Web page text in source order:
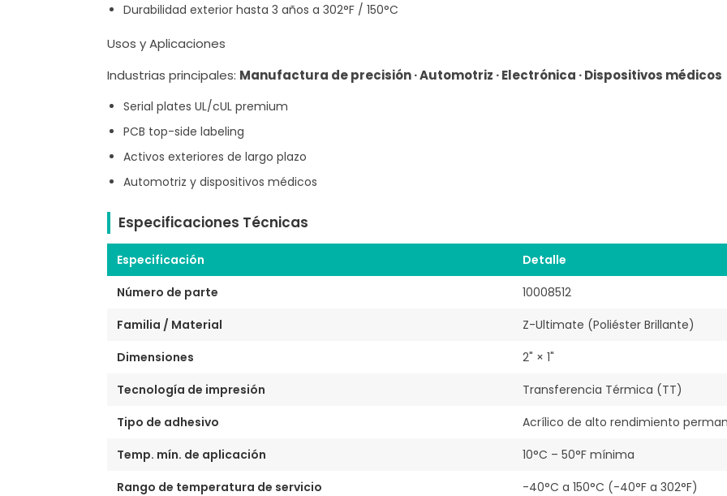
Durabilidad exterior hasta 3 años a 302°F / 150°C
Usos y Aplicaciones
Industrias principales: Manufactura de precisión · Automotriz · Electrónica · Dispositivos médicos
Serial plates UL/cUL premium
PCB top-side labeling
Activos exteriores de largo plazo
Automotriz y dispositivos médicos
Especificaciones Técnicas
Especificación
Detalle
Número de parte
10008512
Familia / Material
Z-Ultimate (Poliéster Brillante)
Dimensiones
2" × 1"
Tecnología de impresión
Transferencia Térmica (TT)
Tipo de adhesivo
Acrílico de alto rendimiento
Temp. mín. de aplicación
10°C – 50°F mínima
Rango de temperatura de servicio
-40°C a 150°C (-40°F a 302°F)